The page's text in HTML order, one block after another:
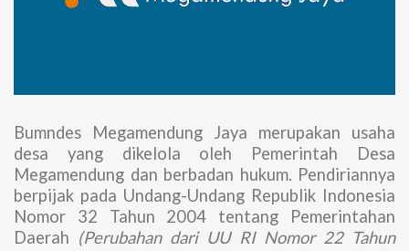
Bumndes Megamendung Jaya merupakan usaha
desa yang dikelola oleh Pemerintah Desa
Megamendung dan berbadan hukum. Pendiriannya
berpijak pada Undang-Undang Republik Indonesia
Nomor 32 Tahun 2004 tentang Pemerintahan
Daerah (Perubahan dari UU RI Nomor 22 Tahun